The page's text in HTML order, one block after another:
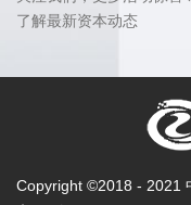
了解最新资本动态
Copyright ©2018 - 2021